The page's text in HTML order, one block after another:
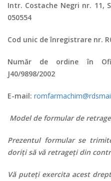
Intr. Costache Negri nr. 11,
050554
Cod unic de înregistrare nr.
Număr de ordine în
J40/9898/2002
E-mail:
Model de formular de
Prezentul formular se
doriţi să vă retrageţi din
Vă puteți exercita acest